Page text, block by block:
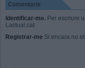
Comentaris
Identificar-me. Per escriure
Lactual.cat
Registrar-me Si encara no